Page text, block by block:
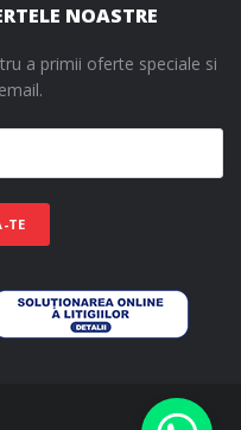
NOASTRE
a primii oferte speciale si
TE